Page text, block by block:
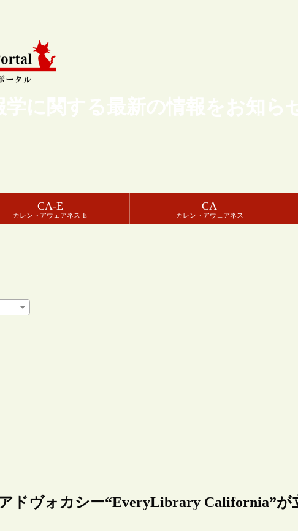
学に関する最新の情報をお知
CA-E
カレントアウェアネス-E
CA
カレントアウェアネス
ドヴォカシー“EveryLibrary California”が